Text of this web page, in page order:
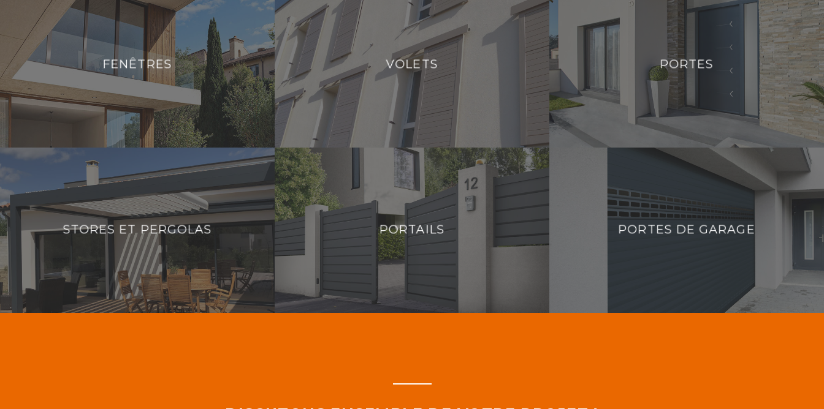
FENÊTRES
FENÊTRES
DÉCOUVRIR
VOLETS
VOLETS
DÉCOUVRIR
PORTES
PORTES
DÉCOUVRIR
STORES ET PERGOLAS
STORES ET PERGOLAS
DÉCOUVRIR
PORTAILS
PORTAILS
DÉCOUVRIR
PORTES DE GARAGE
PORTES DE GARAGE